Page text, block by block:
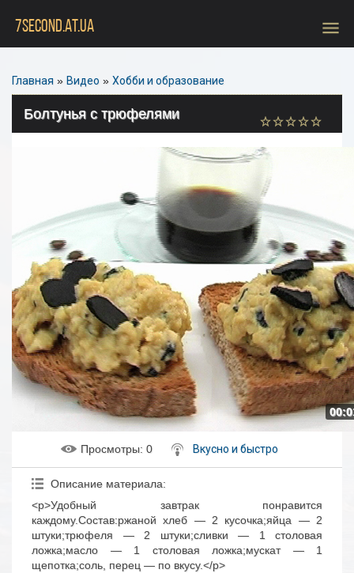
7SECOND.AT.UA menu
Главная » Видео » Хобби и образование
Болтунья с трюфелями
Просмотры: 0 Вкусно и быстро
Описание материала:
<p>Удобный завтрак понравится
каждому.Состав:ржаной хлеб — 2 кусочка;яйца — 2
штуки;трюфеля — 2 штуки;сливки — 1 столовая
ложка;масло — 1 столовая ложка;мускат — 1
щепотка;соль, перец — по вкусу.</p>